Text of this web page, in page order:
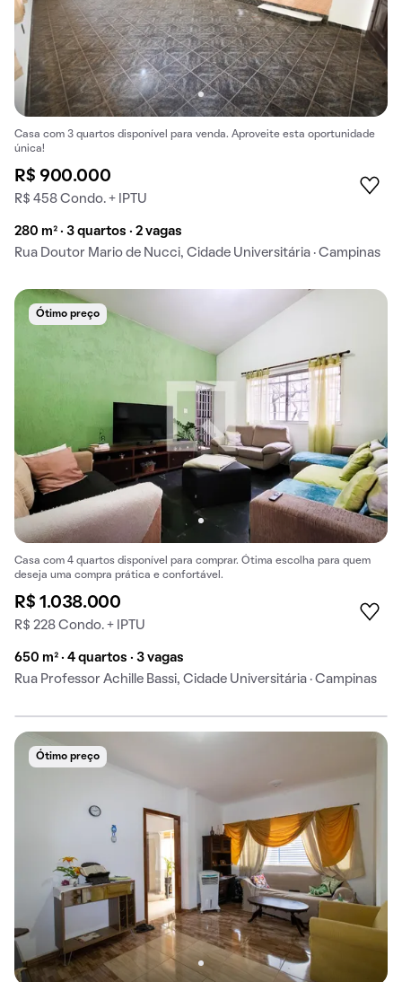
Casa com 3 quartos disponível para venda. Aproveite esta oportunidade
única!
R$ 900.000
R$ 458 Condo. + IPTU
280 m² · 3 quartos · 2 vagas
Rua Doutor Mario de Nucci, Cidade Universitária · Campinas
Ótimo preço
Casa com 4 quartos disponível para comprar. Ótima escolha para quem
deseja uma compra prática e confortável.
R$ 1.038.000
R$ 228 Condo. + IPTU
650 m² · 4 quartos · 3 vagas
Rua Professor Achille Bassi, Cidade Universitária · Campinas
Ótimo preço